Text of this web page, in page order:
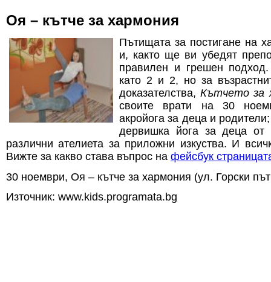
Оя – кътче за хармония
Пътищата за постигане на
и, както ще ви убедят
правилен и грешен
като 2 и 2, но за
доказателства,Кътчето за
своите врати на 30
акройога за деца и
дервишка йога за деца
различни ателиета за приложни изкуства. И
Вижте за какво става въпрос на фейсбук
30 ноември, Оя – кътче за хармония (ул. Горски
Източник: www.kids.programata.bg